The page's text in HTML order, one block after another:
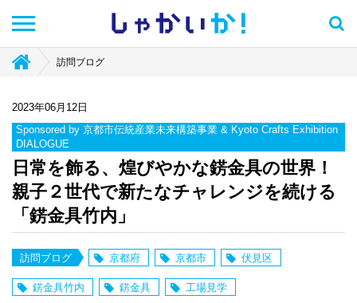
しゃかい か！
訪問ブログ
2023年06月12日
Sponsored by 京都市伝統産業未来構築事業 & Kyoto Crafts Exhibition
DIALOGUE
日常を飾る、煌びやかな錺金具の世界！
親子２世代で新たなチャレンジを続ける
「錺金具竹内」
訪問ブログ 京都府 京都市 伏見区
錺金具竹内 錺金具 工場見学